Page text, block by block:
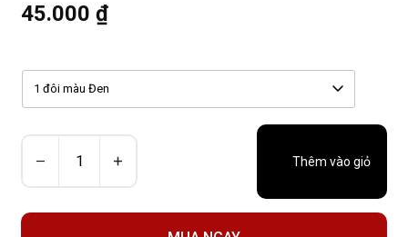
45.000 ₫
Thêm vào giỏ
1 đôi màu Đen